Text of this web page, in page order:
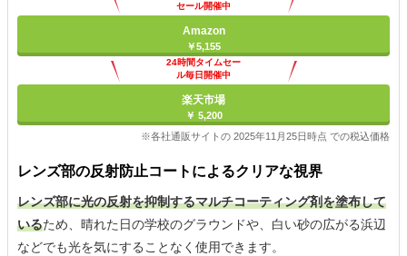
セール開催中
Amazon
￥5,155
24時間タイムセー
ル毎日開催中
楽天市場
￥ 5,200
※各社通販サイトの 2025年11月25日時点 での税込価格
レンズ部の反射防止コートによるクリアな視界
レンズ部に光の反射を抑制するマルチコーティング剤を塗布して
いるため、晴れた日の学校のグラウンドや、白い砂の広がる浜辺
などでも光を気にすることなく使用できます。